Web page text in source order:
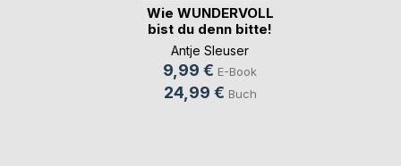
Wie WUNDERVOLL
bist du denn bitte!
Antje Sleuser
9,99 € E-Book
24,99 € Buch